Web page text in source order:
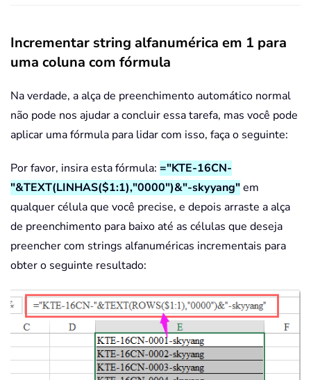
Incrementar string alfanumérica em 1 para
uma coluna com fórmula
Na verdade, a alça de preenchimento automático normal
não pode nos ajudar a concluir essa tarefa, mas você pode
aplicar uma fórmula para lidar com isso, faça o seguinte:
Por favor, insira esta fórmula: ="KTE-16CN-
"&TEXT(LINHAS($1:1),"0000")&"-skyyang"em
qualquer célula que você precise, e depois arraste a alça
de preenchimento para baixo até as células que deseja
preencher com strings alfanuméricas incrementais para
obter o seguinte resultado: